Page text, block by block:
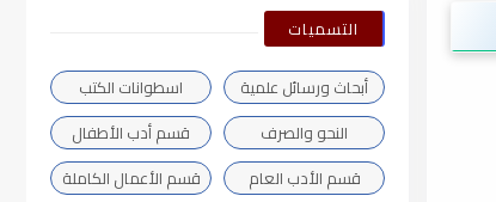
التسميات
أبحاث ورسائل علمية
اسطوانات الكتب
النحو والصرف
قسم أدب الأطفال
قسم الأدب العام
قسم الأعمال الكاملة